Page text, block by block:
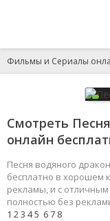
Фильмы и Сериалы
Смотреть
онлайн
Песня водяного
бесплатно в хорошем
рекламы, и с
полностью без
1 23 45 67 8